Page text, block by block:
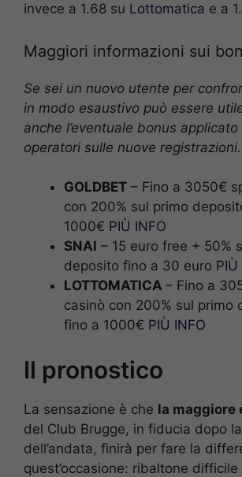
invece a 1.68 su Lottomatica e a
Maggiori informazioni sui
Se sei un nuovo utente per
in modo esaustivo può essere
anche l’eventuale bonus
operatori sulle nuove registrazioni.
GOLDBET – Fino a 3050€
con 200% sul primo
1000€ PIÙ INFO
SNAI – 15 euro free + 50%
deposito fino a 30 euro PIÙ
LOTTOMATICA – Fino a
casinò con 200% sul primo
fino a 1000€ PIÙ INFO
Il pronostico
La sensazione è che la maggiore
del Club Brugge, in fiducia dopo
dell’andata, finirà per fare la
quest’occasione: ribaltone difficile